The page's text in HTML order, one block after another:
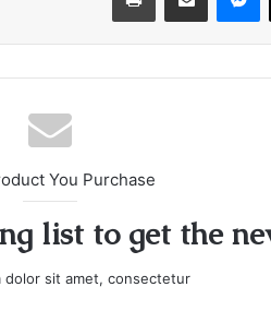
You Purchase
list to get the
dolor sit amet, consectetur.